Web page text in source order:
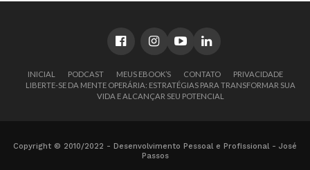
INICIAL PODCAST MEUS EBOOK’S CONTATO
PRIVACIDADE
LIBERTE-SE DA MENTE OPERÁRIA: ESTRATÉGIAS PARA TRANSFORMAR SUA
VIDA E ALCANÇAR SEU POTENCIAL
Copyright © 2010/2022 - Desenvolvimento Pessoal e Profissional - José
Passos